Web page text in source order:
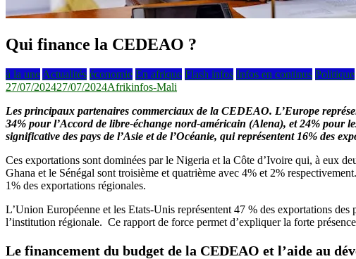
Qui finance la CEDEAO ?
à la une Actualités économie En afrique Flash infos Infos en continus Politique
27/07/202427/07/2024Afrikinfos-Mali
Les principaux partenaires commerciaux de la CEDEAO. L’Europe
34% pour l’Accord de libre-échange nord-américain (Alena), et 24% pour
significative des pays de l’Asie et de l’Océanie, qui représentent 16% des
Ces exportations sont dominées par le Nigeria et la Côte d’Ivoire qui, à eux
Ghana et le Sénégal sont troisième et quatrième avec 4% et 2%
1% des exportations régionales.
L’Union Européenne et les Etats-Unis représentent 47 % des exportations
l’institution régionale. Ce rapport de force permet d’expliquer la forte
Le financement du budget de la CEDEAO et l’aide au